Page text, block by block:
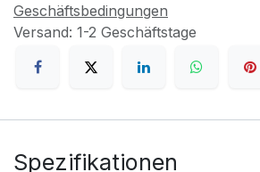
Geschäftsbedingungen
Versand: 1-2 Geschäftstage
Spezifikationen